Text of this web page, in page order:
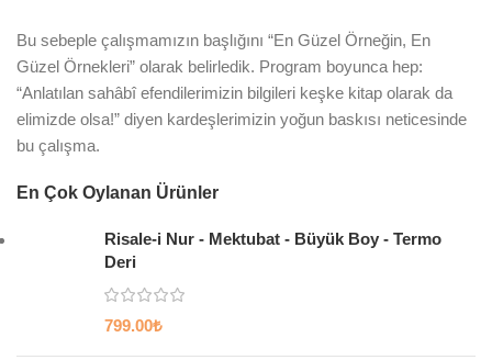
Bu sebeple çalışmamızın başlığını “En Güzel Örneğin, En
Güzel Örnekleri” olarak belirledik. Program boyunca hep:
“Anlatılan sahâbî efendilerimizin bilgileri keşke kitap olarak da
elimizde olsa!” diyen kardeşlerimizin yoğun baskısı neticesinde
bu çalışma.
En Çok Oylanan Ürünler
Risale-i Nur - Mektubat - Büyük Boy - Termo
Deri
799.00₺